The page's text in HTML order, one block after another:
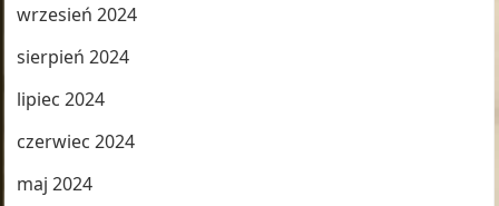
wrzesień 2024
sierpień 2024
lipiec 2024
czerwiec 2024
maj 2024